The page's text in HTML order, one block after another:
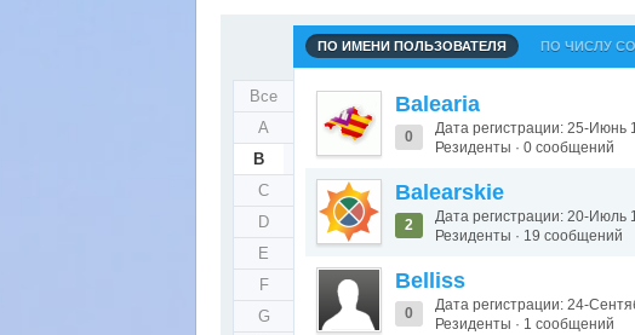
Все
A
B
C
D
E
F
G
ПО ИМЕНИ ПОЛЬЗОВАТЕЛЯ ПО ЧИСЛУ
Balearia
0
Дата регистрации: 25-Июнь
Резиденты · 0 сообщений
Balearskie
2
Дата регистрации: 20-Июль
Резиденты · 19 сообщений
Belliss
0
Дата регистрации: 24-
Резиденты · 1 сообщений